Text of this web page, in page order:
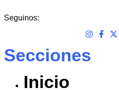
Seguinos:
Secciones
Inicio